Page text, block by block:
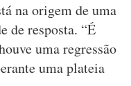
na origem de uma
de resposta. “É
uma regressão
uma plateia